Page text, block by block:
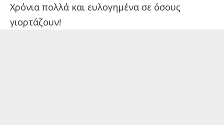
Χρόνια πολλά και ευλογημένα σε όσους
γιορτάζουν!